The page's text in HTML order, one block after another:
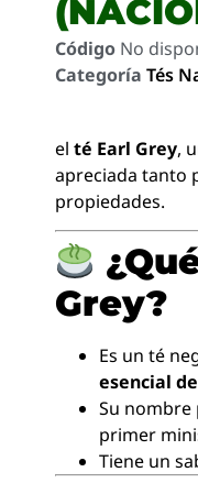
Código No
Categoría Tés
el té Earl Grey,
apreciada tanto
propiedades.
Grey?
Es un té
esencial
Su nombre
primer
Tiene un